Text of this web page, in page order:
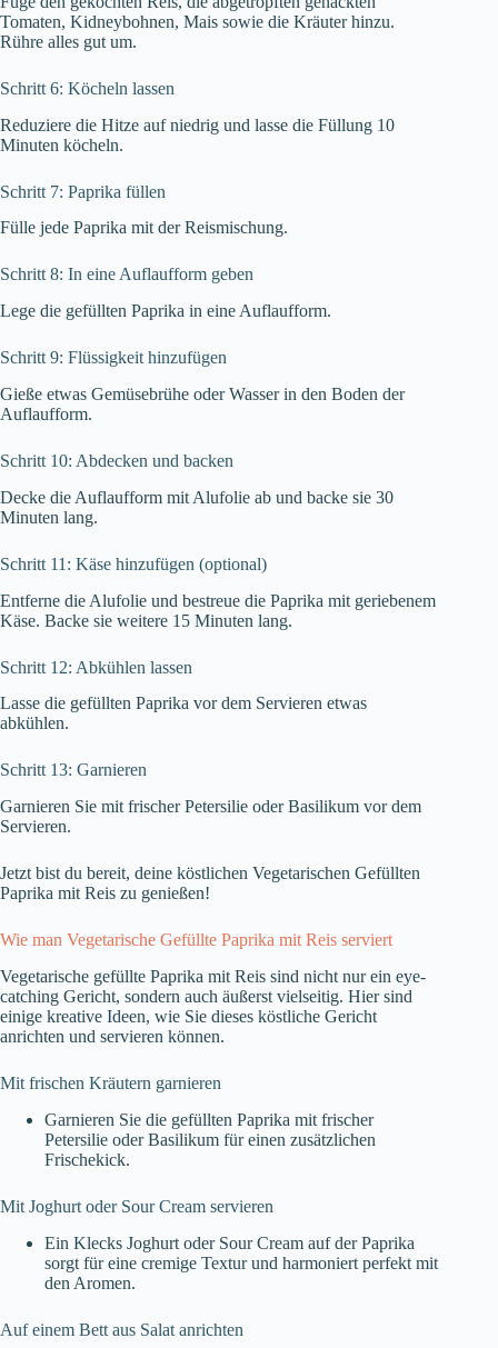
Tomaten, Kidneybohnen, Mais sowie die Kräuter hinzu.
Rühre alles gut um.
Schritt 6: Köcheln lassen
Reduziere die Hitze auf niedrig und lasse die Füllung 10
Minuten köcheln.
Schritt 7: Paprika füllen
Fülle jede Paprika mit der Reismischung.
Schritt 8: In eine Auflaufform geben
Lege die gefüllten Paprika in eine Auflaufform.
Schritt 9: Flüssigkeit hinzufügen
Gieße etwas Gemüsebrühe oder Wasser in den Boden der
Auflaufform.
Schritt 10: Abdecken und backen
Decke die Auflaufform mit Alufolie ab und backe sie 30
Minuten lang.
Schritt 11: Käse hinzufügen (optional)
Entferne die Alufolie und bestreue die Paprika mit geriebenem
Käse. Backe sie weitere 15 Minuten lang.
Schritt 12: Abkühlen lassen
Lasse die gefüllten Paprika vor dem Servieren etwas
abkühlen.
Schritt 13: Garnieren
Garnieren Sie mit frischer Petersilie oder Basilikum vor dem
Servieren.
Jetzt bist du bereit, deine köstlichen Vegetarischen Gefüllten
Paprika mit Reis zu genießen!
Wie man Vegetarische Gefüllte Paprika mit Reis serviert
Vegetarische gefüllte Paprika mit Reis sind nicht nur ein eye-
catching Gericht, sondern auch äußerst vielseitig. Hier sind
einige kreative Ideen, wie Sie dieses köstliche Gericht
anrichten und servieren können.
Mit frischen Kräutern garnieren
Garnieren Sie die gefüllten Paprika mit frischer
Petersilie oder Basilikum für einen zusätzlichen
Frischekick.
Mit Joghurt oder Sour Cream servieren
Ein Klecks Joghurt oder Sour Cream auf der Paprika
sorgt für eine cremige Textur und harmoniert perfekt mit
den Aromen.
Auf einem Bett aus Salat anrichten